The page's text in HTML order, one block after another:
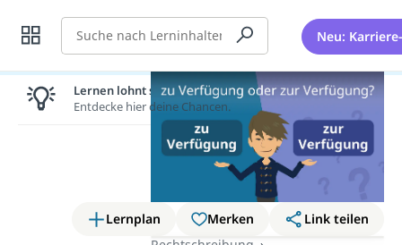
Suche Neu:
Lernplan Merken
Link teilen
Lernen lohnt sich!
Entdecke hier deine Chancen.